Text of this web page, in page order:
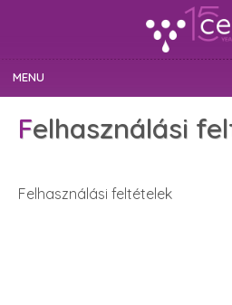
MENU
Felhasználási
Felhasználási feltételek